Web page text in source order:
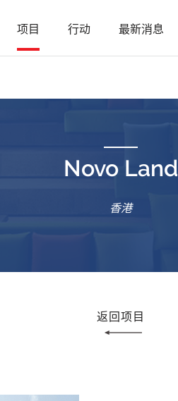
项目 行动 最新消息
Novo Land
香港
返回项目